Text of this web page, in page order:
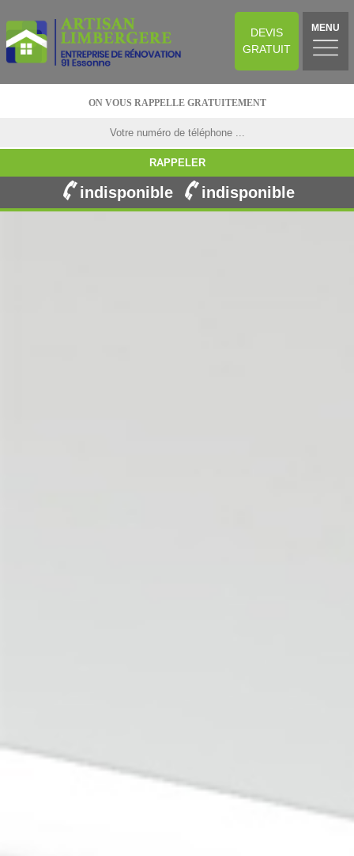
DEVIS
GRATUIT
MENU
ON VOUS RAPPELLE GRATUITEMENT
indisponible indisponible